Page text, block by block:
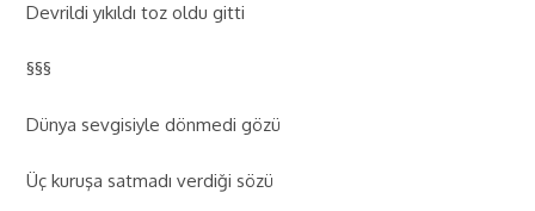
Devrildi yıkıldı toz oldu gitti
§§§
Dünya sevgisiyle dönmedi gözü
Üç kuruşa satmadı verdiği sözü